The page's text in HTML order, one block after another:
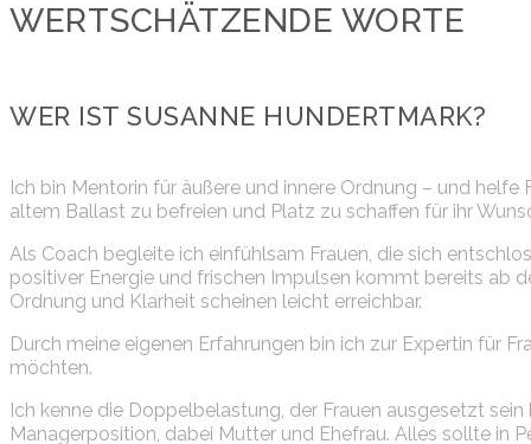
WERTSCHÄTZENDE WORTE
WER IST SUSANNE HUNDERTMARK?
Ich bin Mentorin für äußere und innere Ordnung – und helfe
altem Ballast zu befreien und Platz zu schaffen für ihr
Als Coach begleite ich einfühlsam Frauen, die sich
positiver Energie und frischen Impulsen kommt bereits ab
Ordnung und Klarheit scheinen leicht erreichbar.
Durch meine eigenen Erfahrungen bin ich zur Expertin für
möchten.
Ich kenne die Doppelbelastung, der Frauen ausgesetzt
Managerposition, dabei Mutter und Ehefrau. Alles sollte in